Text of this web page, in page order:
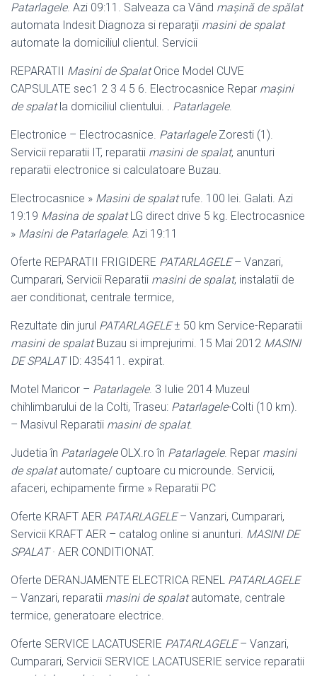
Patarlagele. Azi 09:11. Salveaza ca Vând mașină de spălat
automata Indesit Diagnoza si reparații masini de spalat
automate la domiciliul clientul. Servicii
REPARATII Masini de SpalatOrice Model CUVE
CAPSULATE sec1 2 3 4 5 6. Electrocasnice Repar mașini
de spalatla domiciliul clientului. . Patarlagele.
Electronice – Electrocasnice. PatarlageleZoresti (1).
Servicii reparatii IT, reparatii masini de spalat, anunturi
reparatii electronice si calculatoare Buzau.
Electrocasnice » Masini de spalatrufe. 100 lei. Galati. Azi
19:19 Masina de spalatLG direct drive 5 kg. Electrocasnice
» Masini de Patarlagele. Azi 19:11
Oferte REPARATII FRIGIDERE PATARLAGELE– Vanzari,
Cumparari, Servicii Reparatii masini de spalat, instalatii de
aer conditionat, centrale termice,
Rezultate din jurul PATARLAGELE± 50 km Service-Reparatii
masini de spalatBuzau si imprejurimi. 15 Mai 2012 MASINI
DE SPALATID: 435411. expirat.
Motel Maricor – Patarlagele. 3 Iulie 2014 Muzeul
chihlimbarului de la Colti, Traseu: Patarlagele-Colti (10 km).
– Masivul Reparatii masini de spalat.
Judetia în PatarlageleOLX.ro în Patarlagele. Repar masini
de spalatautomate/ cuptoare cu microunde. Servicii,
afaceri, echipamente firme » Reparatii PC
Oferte KRAFT AER PATARLAGELE– Vanzari, Cumparari,
Servicii KRAFT AER – catalog online si anunturi. MASINI DE
SPALAT· AER CONDITIONAT.
Oferte DERANJAMENTE ELECTRICA RENEL PATARLAGELE
– Vanzari, reparatii masini de spalatautomate, centrale
termice, generatoare electrice.
Oferte SERVICE LACATUSERIE PATARLAGELE– Vanzari,
Cumparari, Servicii SERVICE LACATUSERIE service reparatii